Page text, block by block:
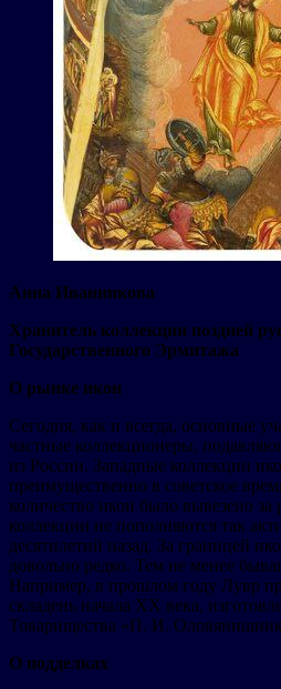
Анна Иванникова
Хранитель коллекции поздней
Государственного Эрмитажа
О рынке икон
Сегодня, как и всегда, основные
частные коллекционеры,
из России. Западные коллекции
преимущественно в советское
количество икон было вывезено за
коллекции не пополняются так
десятилетий назад. За границей
довольно редко. Тем не менее
Например, в прошлом году Лувр
складень начала XX века,
Товарищества «П. И.
О подделках